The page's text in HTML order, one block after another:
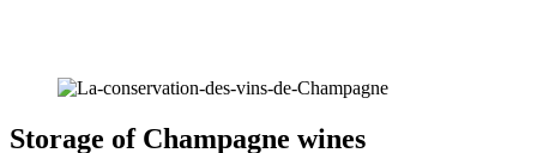
Storage of Champagne wines